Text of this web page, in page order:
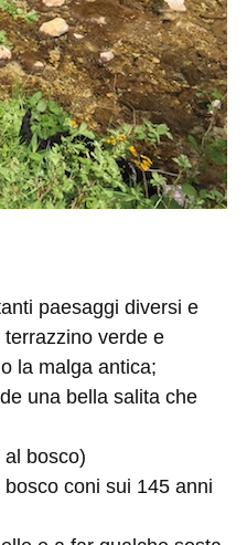
paesaggi diversi e
verde e
la malga antica;
una bella salita che
bosco)
coni sui 145 anni